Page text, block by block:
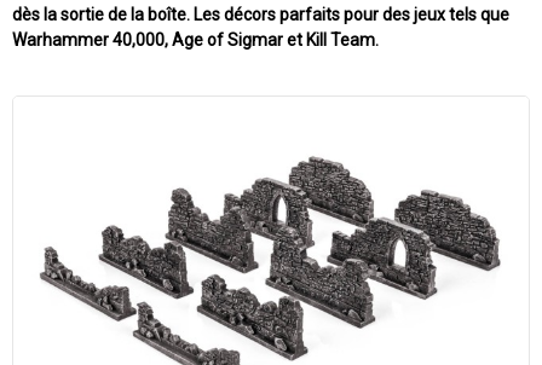
dès la sortie de la boîte. Les décors parfaits pour des jeux tels que
Warhammer 40,000, Age of Sigmar et Kill Team.